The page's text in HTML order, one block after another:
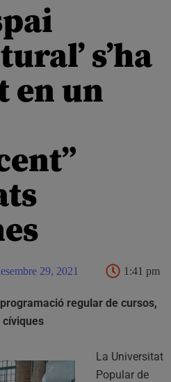
s’ha
en un
29, 2021 1:41 pm
regular de cursos,
cíviques
La Universitat
Popular de